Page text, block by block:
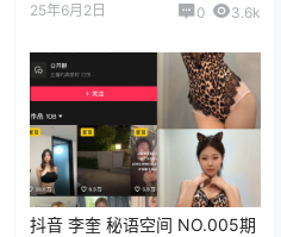
25年6月2日 0 3.6k
抖音 李奎 秘语空间 NO.005期